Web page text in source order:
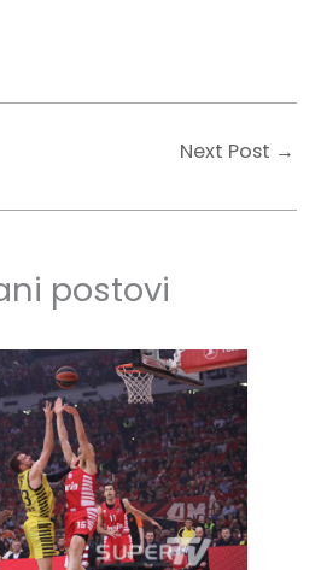
Next Post →
postovi